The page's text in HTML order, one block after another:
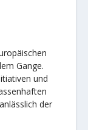
Gange.
und
der